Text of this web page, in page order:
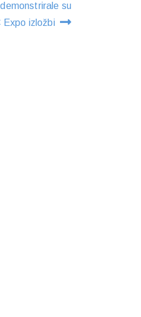
su
Expo izložbi